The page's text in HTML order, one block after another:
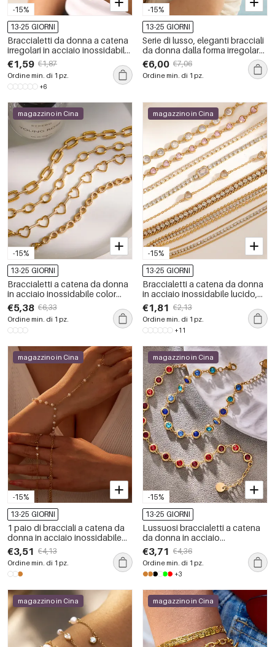
-15%
13-25 GIORNI
Braccialetti da donna a catena
irregolari in acciaio inossidabile,
impermeabili, color oro, per tutti
i giorni.
€1,59 €1,87
Ordine min. di 1 pz.
+6
-15%
13-25 GIORNI
Serie di lusso, eleganti bracciali
da donna dalla forma irregolare
in acciaio inossidabile,
impermeabili e color oro.
€6,00 €7,06
Ordine min. di 1 pz.
-15%
magazzino in Cina
13-25 GIORNI
Braccialetti a catena da donna
in acciaio inossidabile color
oro, impermeabili e anti-
ossidazione, della serie Ornate
€5,38 €6,33
Ordine min. di 1 pz.
-15%
magazzino in Cina
13-25 GIORNI
Braccialetti a catena da donna
in acciaio inossidabile lucido,
impermeabili, color oro con
strass
€1,81 €2,13
Ordine min. di 1 pz.
+11
-15%
magazzino in Cina
13-25 GIORNI
1 paio di bracciali a catena da
donna in acciaio inossidabile
color oro, eleganti e semplici,
impermeabili
€3,51 €4,13
Ordine min. di 1 pz.
-15%
magazzino in Cina
13-25 GIORNI
Lussuosi braccialetti a catena
da donna in acciaio
inossidabile color oro,
impermeabili e anti-ossidazione,
con cerchi colorati
€3,71 €4,36
Ordine min. di 1 pz.
+3
magazzino in Cina magazzino in Cina